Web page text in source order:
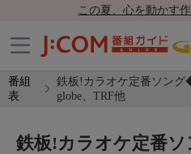
この夏、心を動かす
番組
表
鉄板!カラオケ定番ソング
globe、TRF他
鉄板!カラオケ定番